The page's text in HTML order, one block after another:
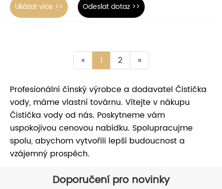
Ukázat více >> Odeslat dotaz >>
« 1 2 »
Profesionální čínský výrobce a dodavatel Čistička
vody, máme vlastní továrnu. Vítejte v nákupu
Čistička vody od nás. Poskytneme vám
uspokojivou cenovou nabídku. Spolupracujme
spolu, abychom vytvořili lepší budoucnost a
vzájemný prospěch.
Doporučení pro novinky